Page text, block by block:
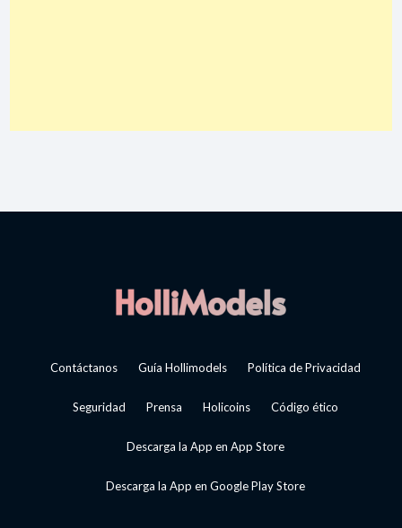
Contáctanos Guía Hollimodels Política de Privacidad
Seguridad Prensa Holicoins Código ético
Descarga la App en App Store
Descarga la App en Google Play Store